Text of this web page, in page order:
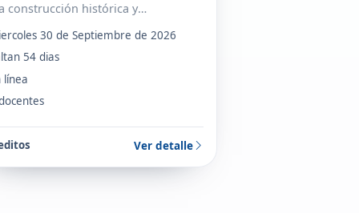
construcción histórica y
de la identidad docente,
aportes de la Historia de la
y el Análisis Político del
30 de Septiembre de 2026
54 dias
línea
Ver detalle